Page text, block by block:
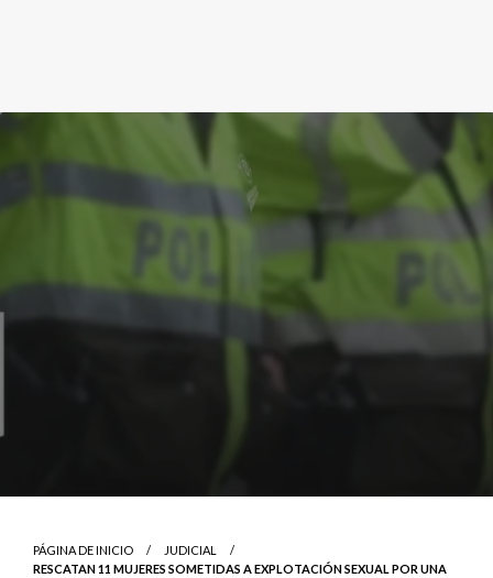
PÁGINA DE INICIO
JUDICIAL
RESCATAN 11 MUJERES SOMETIDAS A EXPLOTACIÓN SEXUAL POR UNA